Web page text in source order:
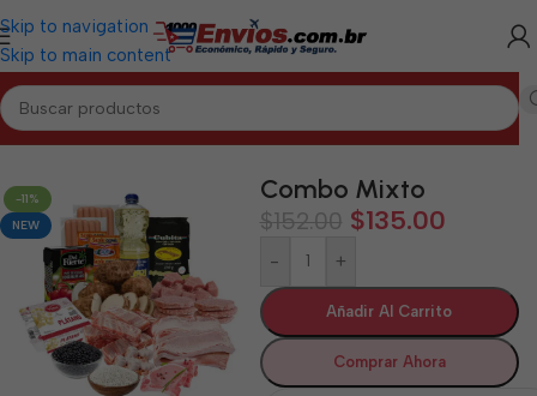
Skip to navigation
Skip to main content
Inicio/MATANZAS/Combos Matanzas
-11%
NEW
Combo Mixto
$152.00 $135.00
- +
Añadir Al Carrito
Comprar Ahora